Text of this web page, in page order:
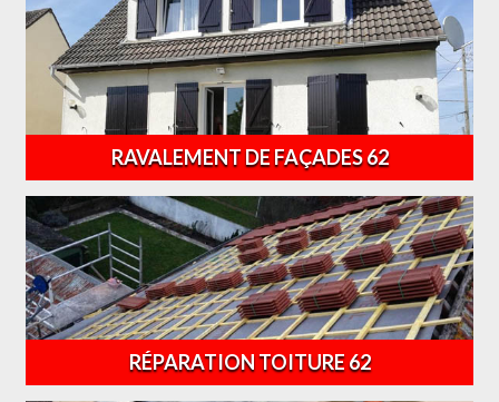
RAVALEMENT DE FAÇADES 62
RÉPARATION TOITURE 62